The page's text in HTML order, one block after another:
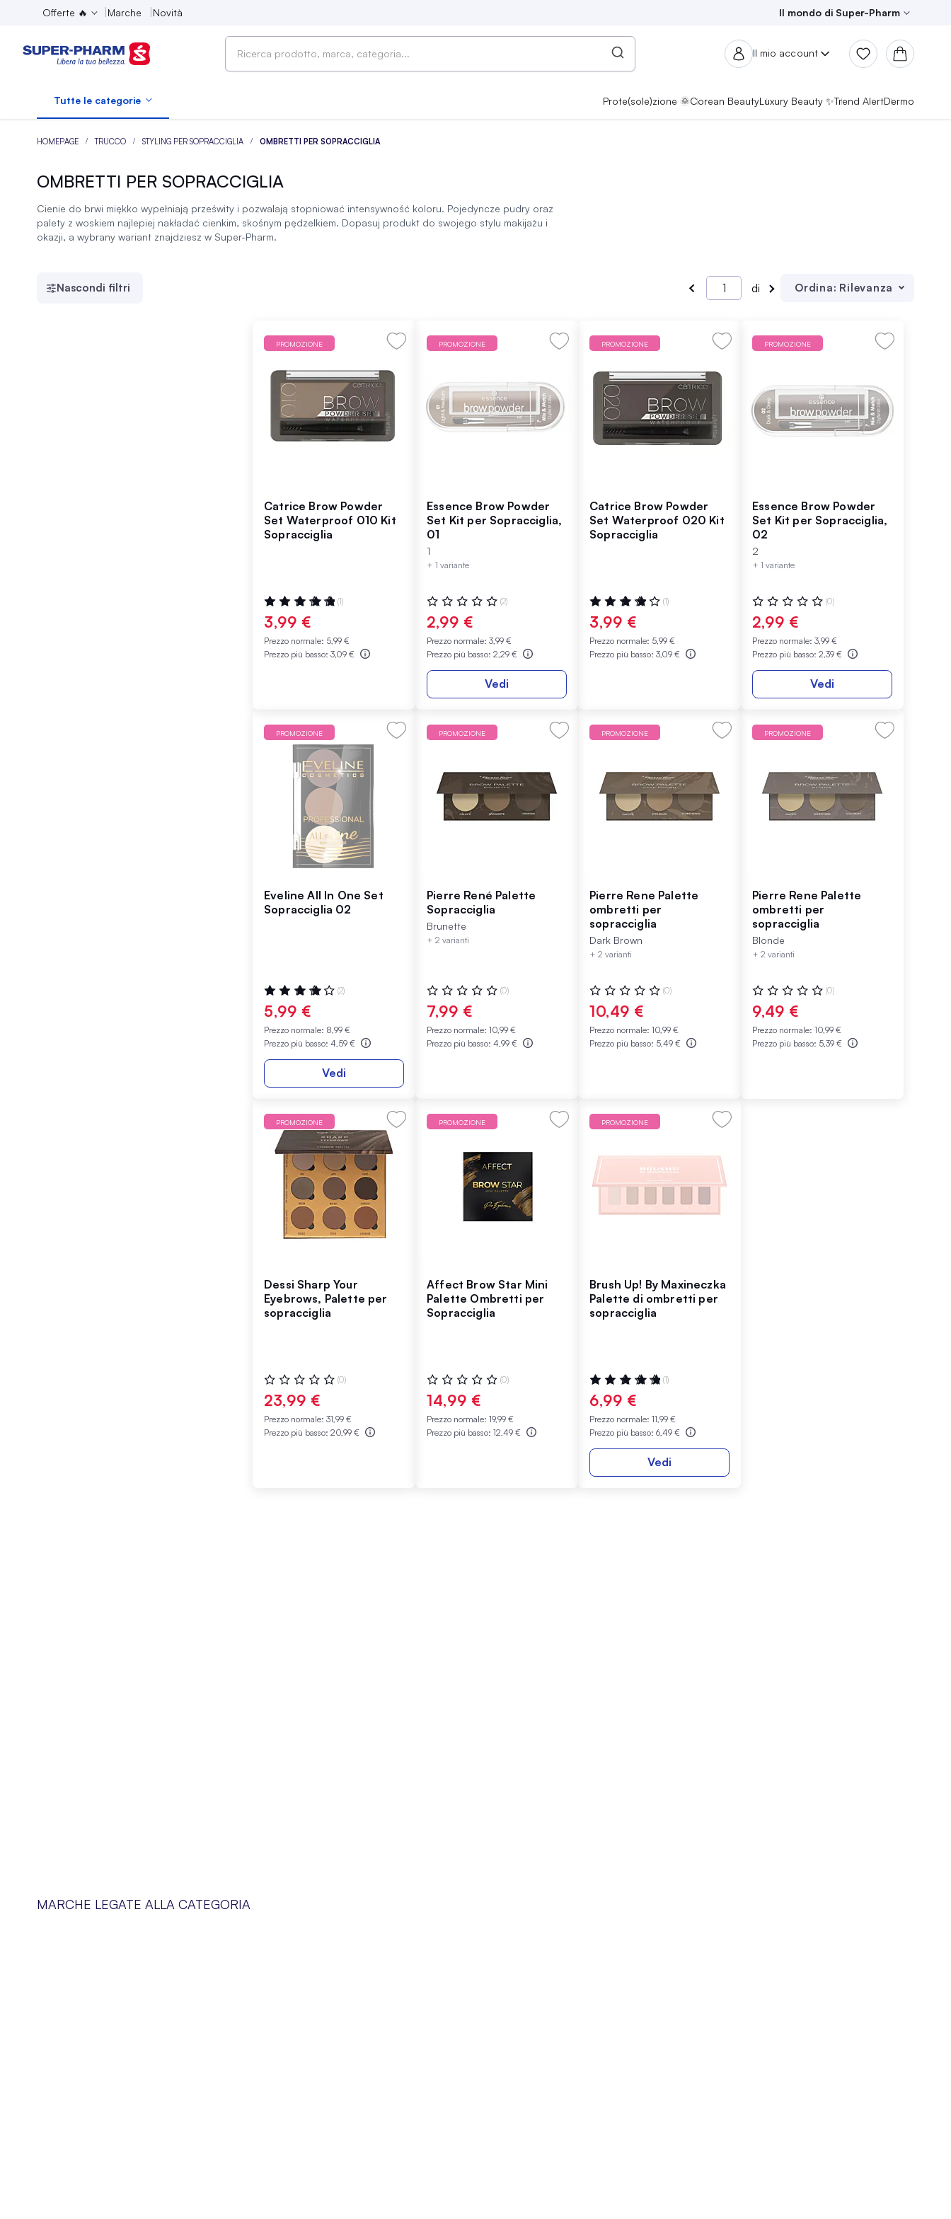
Offerte 🔥 Marche Novità Il mondo di Super-Pharm
Il mio account
Tutte le categorie Prote(sole)zione 🌞Corean BeautyLuxury Beauty ✨Trend AlertDermo
HOMEPAGE TRUCCO STYLING PER SOPRACCIGLIA OMBRETTI PER SOPRACCIGLIA
OMBRETTI PER SOPRACCIGLIA
Cienie do brwi miękko wypełniają prześwity i pozwalają stopniować intensywność koloru. Pojedyncze pudry oraz
palety z woskiem najlepiej nakładać cienkim, skośnym pędzelkiem. Dopasuj produkt do swojego stylu makijażu i
okazji, a wybrany wariant znajdziesz w Super-Pharm.
Nascondi filtri di Ordina: Rilevanza
PROMOZIONE
Catrice Brow Powder
Set Waterproof 010 Kit
Sopracciglia
Valutazione:
100%
(1)
3,99 €
Prezzo normale: 5,99 €
Prezzo più basso: 3,09 €
PROMOZIONE
Essence Brow Powder
Set Kit per Sopracciglia,
01
1
+ 1 variante
Valutazione:
0%
(2)
2,99 €
Prezzo normale: 3,99 €
Prezzo più basso: 2,29 €
Vedi
PROMOZIONE
Catrice Brow Powder
Set Waterproof 020 Kit
Sopracciglia
Valutazione:
80%
(1)
3,99 €
Prezzo normale: 5,99 €
Prezzo più basso: 3,09 €
PROMOZIONE
Essence Brow Powder
Set Kit per Sopracciglia,
02
2
+ 1 variante
Valutazione:
0%
(0)
2,99 €
Prezzo normale: 3,99 €
Prezzo più basso: 2,39 €
Vedi
PROMOZIONE
Eveline All In One Set
Sopracciglia 02
Valutazione:
87%
(2)
5,99 €
Prezzo normale: 8,99 €
Prezzo più basso: 4,59 €
Vedi
PROMOZIONE
Pierre René Palette
Sopracciglia
Brunette
+ 2 varianti
Valutazione:
0%
(0)
7,99 €
Prezzo normale: 10,99 €
Prezzo più basso: 4,99 €
PROMOZIONE
Pierre Rene Palette
ombretti per
sopracciglia
Dark Brown
+ 2 varianti
Valutazione:
0%
(0)
10,49 €
Prezzo normale: 10,99 €
Prezzo più basso: 5,49 €
PROMOZIONE
Pierre Rene Palette
ombretti per
sopracciglia
Blonde
+ 2 varianti
Valutazione:
0%
(0)
9,49 €
Prezzo normale: 10,99 €
Prezzo più basso: 5,39 €
PROMOZIONE
Dessi Sharp Your
Eyebrows, Palette per
sopracciglia
Valutazione:
0%
(0)
23,99 €
Prezzo normale: 31,99 €
Prezzo più basso: 20,99 €
PROMOZIONE
Affect Brow Star Mini
Palette Ombretti per
Sopracciglia
Valutazione:
0%
(0)
14,99 €
Prezzo normale: 19,99 €
Prezzo più basso: 12,49 €
PROMOZIONE
Brush Up! By Maxineczka
Palette di ombretti per
sopracciglia
Valutazione:
100%
(1)
6,99 €
Prezzo normale: 11,99 €
Prezzo più basso: 6,49 €
Vedi
MARCHE LEGATE ALLA CATEGORIA